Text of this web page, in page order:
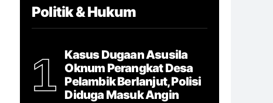
Politik & Hukum
1
Kasus Dugaan Asusila
Oknum Perangkat Desa
Pelambik Berlanjut, Polisi
Diduga Masuk Angin